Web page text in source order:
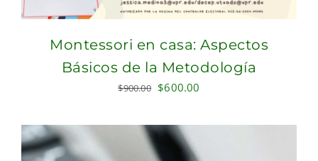
Montessori en casa: Aspectos
Básicos de la Metodología
$900.00 Original
was:
$900.00.
$600.00
is: